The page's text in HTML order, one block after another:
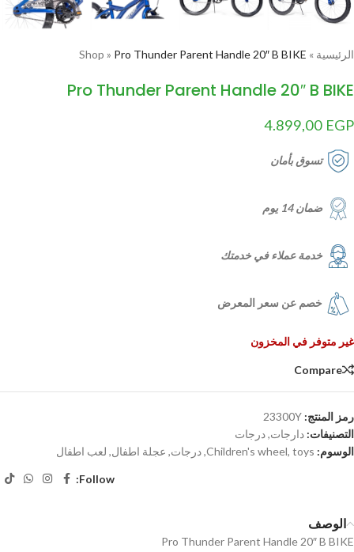
الرئيسية »
Shop » Pro Thunder Parent Handle 20″ B BIKE
Pro Thunder Parent Handle 20″ B BIKE
4.899,00 EGP
تسوق بأمان
ضمان 14 يوم
خدمة عملاء في خدمتك
خصم عن سعر المعرض
غير متوفر في المخزون
Compare
رمز المنتج: 23300Y
التصنيفات: دارجات,درجات
الوسوم:
Children's wheel, toys
,درجات, عجلة اطفال, لعب اطفال
Follow:
الوصف
Pro Thunder Parent Handle 20″ B BIKE